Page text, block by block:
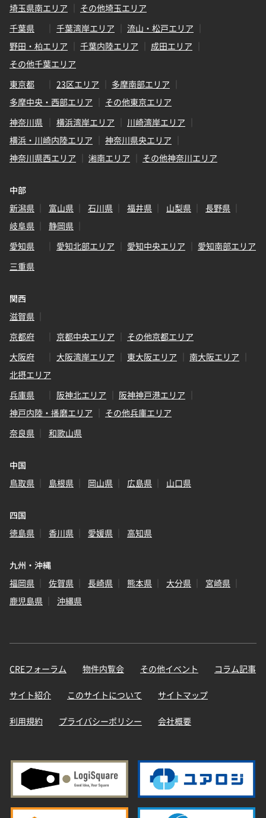
埼玉県南エリア
その他埼玉エリア
千葉県
千葉湾岸エリア
流山・松戸エリア
野田・柏エリア
千葉内陸エリア
成田エリア
その他千葉エリア
東京都
23区エリア
多摩南部エリア
多摩中央・西部エリア
その他東京エリア
神奈川県
横浜湾岸エリア
川崎湾岸エリア
横浜・川崎内陸エリア
神奈川県央エリア
神奈川県西エリア
湘南エリア その他神奈川エリア
中部
新潟県
富山県 石川県 福井県 山梨県
長野県
岐阜県
静岡県
愛知県
愛知北部エリア 愛知中央エリア
愛知南部エリア
三重県
関西
滋賀県
京都府
京都中央エリア
その他京都エリア
大阪府
大阪湾岸エリア 東大阪エリア
南大阪エリア
北摂エリア
兵庫県
阪神北エリア
阪神神戸港エリア
神戸内陸・播磨エリア
その他兵庫エリア
奈良県
和歌山県
中国
鳥取県
島根県 岡山県 広島県 山口県
四国
徳島県
香川県 愛媛県 高知県
九州・沖縄
福岡県
佐賀県 長崎県 熊本県 大分県
宮崎県
鹿児島県
沖縄県
CREフォーラム 物件内覧会 その他イベント コラム記事
サイト紹介 このサイトについて サイトマップ
利用規約 プライバシーポリシー 会社概要